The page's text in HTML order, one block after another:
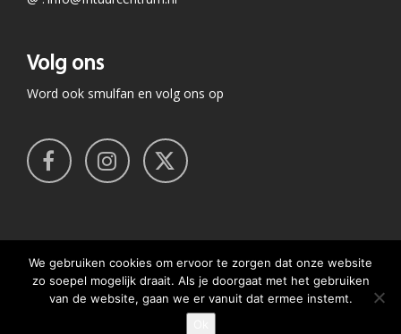
Volg ons
Word ook smulfan en volg ons op
Design en realisatie
We gebruiken cookies om ervoor te zorgen dat onze website
zo soepel mogelijk draait. Als je doorgaat met het gebruiken
van de website, gaan we er vanuit dat ermee instemt.